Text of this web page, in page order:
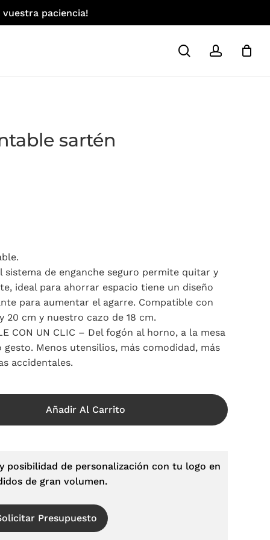
vuestra paciencia!
searchaccount
sartén
sistema de enganche seguro permite quitar y
ideal para ahorrar espacio tiene un diseño
para aumentar el agarre. Compatible con
20 cm y nuestro cazo de 18 cm.
CON UN CLIC – Del fogón al horno, a la mesa
Menos utensilios, más comodidad, más
accidentales.
Añadir Al Carrito
posibilidad de personalización con tu logo en
de gran volumen.
Presupuesto